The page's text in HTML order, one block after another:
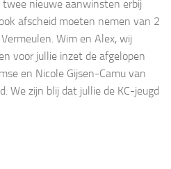
nieuwe aanwinsten erbij
afscheid moeten nemen van 2
Wim en Alex, wij
voor jullie inzet de afgelopen
en Nicole Gijsen-Camu van
We zijn blij dat jullie de KC-jeugd